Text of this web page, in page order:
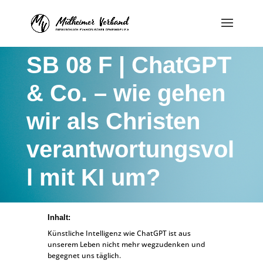
SB 08 F | ChatGPT
& Co. – wie gehen
wir als Christen
verantwortungsvol
l mit KI um?
Inhalt:
Künstliche Intelligenz wie ChatGPT ist aus
unserem Leben nicht mehr wegzudenken und
begegnet uns täglich.